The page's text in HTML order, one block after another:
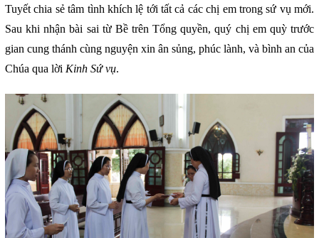
Tuyết chia sẻ tâm tình khích lệ tới tất cả các chị em trong sứ vụ mới.
Sau khi nhận bài sai từ Bề trên Tổng quyền, quý chị em quỳ trước
gian cung thánh cùng nguyện xin ân sủng, phúc lành, và bình an của
Chúa qua lời Kinh Sứ vụ.